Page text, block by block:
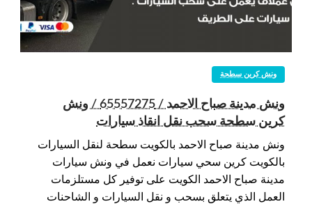
ونش كرين سطحة
ونش مدينة صباح الاحمد / 65557275 / ونش
كرين سطحة سحب نقل انقاذ سيارات
ونش مدينة صباح الاحمد بالكويت سطحة لنقل السيارات
بالكويت كرين سحي سيارات نعمل في ونش سيارات
مدينة صباح الاحمد الكويت على توفير كل مستلزمات
العمل الذي يتعلق بسحب و نقل السيارات و الشاحنات